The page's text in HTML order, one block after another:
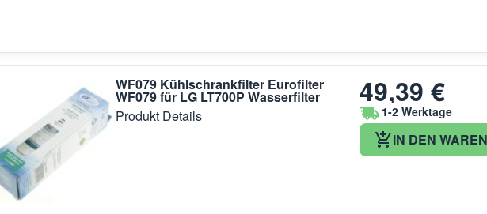
WF079 Kühlschrankfilter Eurofilter
WF079 für LG LT700P Wasserfilter
Produkt Details
49,39 €
1-2 Werktage
IN DEN